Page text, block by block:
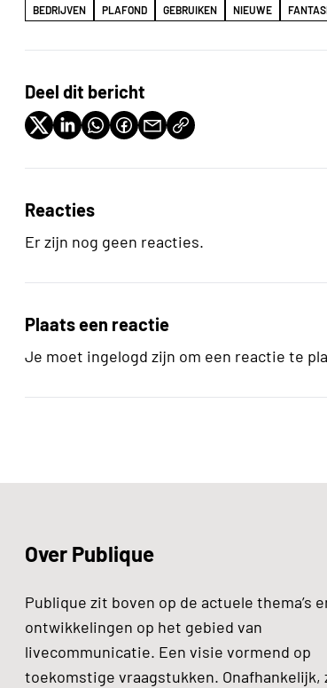
BEDRIJVEN
PLAFOND GEBRUIKEN NIEUWE
Deel dit bericht
Reacties
Er zijn nog geen reacties.
Plaats een reactie
Je moet ingelogd zijn om een reactie te
Over Publique
Publique zit boven op de actuele thema’s
ontwikkelingen op het gebied van
livecommunicatie. Een visie vormend op
toekomstige vraagstukken. Onafhankelijk,